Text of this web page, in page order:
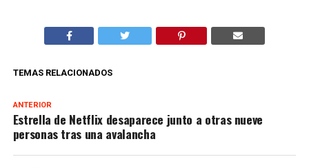
TEMAS RELACIONADOS
ANTERIOR
Estrella de Netflix desaparece junto a otras nueve
personas tras una avalancha